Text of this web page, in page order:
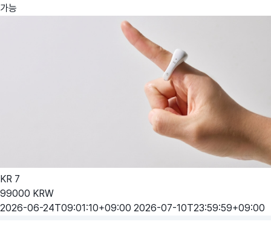
가능
KR 7
99000 KRW
2026-06-24T09:01:10+09:00 2026-07-10T23:59:59+09:00